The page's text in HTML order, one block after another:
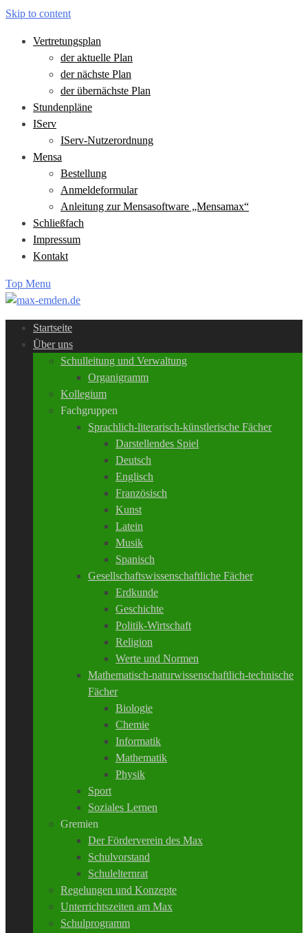
Skip to content
Vertretungsplan
der aktuelle Plan
der nächste Plan
der übernächste Plan
Stundenpläne
IServ
IServ-Nutzerordnung
Mensa
Bestellung
Anmeldeformular
Anleitung zur Mensasoftware „Mensamax“
Schließfach
Impressum
Kontakt
Top Menu
Startseite
Über uns
Schulleitung und Verwaltung
Organigramm
Kollegium
Fachgruppen
Sprachlich-literarisch-künstlerische Fächer
Darstellendes Spiel
Deutsch
Englisch
Französisch
Kunst
Latein
Musik
Spanisch
Gesellschaftswissenschaftliche Fächer
Erdkunde
Geschichte
Politik-Wirtschaft
Religion
Werte und Normen
Mathematisch-naturwissenschaftlich-technische
Fächer
Biologie
Chemie
Informatik
Mathematik
Physik
Sport
Soziales Lernen
Gremien
Der Förderverein des Max
Schulvorstand
Schulelternrat
Regelungen und Konzepte
Unterrichtszeiten am Max
Schulprogramm